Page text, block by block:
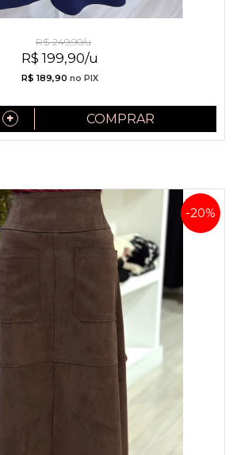
R$ 199,90/u
R$ 249,90/u
R$ 189,90 no PIX
COMPRAR
-20%